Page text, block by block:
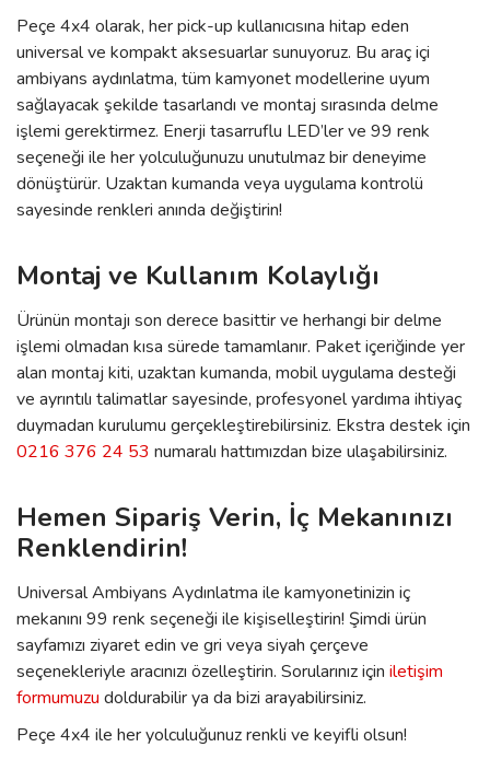
Peçe 4x4 olarak, her pick-up kullanıcısına hitap eden
universal ve kompakt aksesuarlar sunuyoruz. Bu araç içi
ambiyans aydınlatma, tüm kamyonet modellerine uyum
sağlayacak şekilde tasarlandı ve montaj sırasında delme
işlemi gerektirmez. Enerji tasarruflu LED’ler ve 99 renk
seçeneği ile her yolculuğunuzu unutulmaz bir deneyime
dönüştürür. Uzaktan kumanda veya uygulama kontrolü
sayesinde renkleri anında değiştirin!
Montaj ve Kullanım Kolaylığı
Ürünün montajı son derece basittir ve herhangi bir delme
işlemi olmadan kısa sürede tamamlanır. Paket içeriğinde yer
alan montaj kiti, uzaktan kumanda, mobil uygulama desteği
ve ayrıntılı talimatlar sayesinde, profesyonel yardıma ihtiyaç
duymadan kurulumu gerçekleştirebilirsiniz. Ekstra destek için
0216 376 24 53 numaralı hattımızdan bize ulaşabilirsiniz.
Hemen Sipariş Verin, İç Mekanınızı
Renklendirin!
Universal Ambiyans Aydınlatma ile kamyonetinizin iç
mekanını 99 renk seçeneği ile kişiselleştirin! Şimdi ürün
sayfamızı ziyaret edin ve gri veya siyah çerçeve
seçenekleriyle aracınızı özelleştirin. Sorularınız için iletişim
formumuzu doldurabilir ya da bizi arayabilirsiniz.
Peçe 4x4 ile her yolculuğunuz renkli ve keyifli olsun!